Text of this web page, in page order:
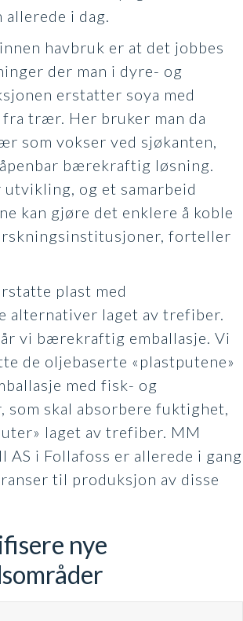
allerede i dag.
havbruk er at det jobbes
der man i dyre- og
erstatter soya med
trær. Her bruker man da
som vokser ved sjøkanten,
bærekraftig løsning.
og et samarbeid
kan gjøre det enklere å koble
forteller
plast med
alternativer laget av trefiber.
vi bærekraftig emballasje. Vi
de oljebaserte «plastputene»
med fisk- og
skal absorbere fuktighet,
laget av trefiber. MM
AS i Follafoss er allerede i gang
til produksjon av disse
nye